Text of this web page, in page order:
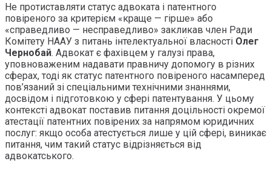
Не протиставляти статус адвоката і патентного
повіреного за критерієм «краще — гірше» або
«справедливо — несправедливо» закликав член Ради
Комітету НААУ з питань інтелектуальної власності Олег
Чернобай. Адвокат є фахівцем у галузі права,
уповноваженим надавати правничу допомогу в різних
сферах, тоді як статус патентного повіреного насамперед
пов’язаний зі спеціальними технічними знаннями,
досвідом і підготовкою у сфері патентування. У цьому
контексті адвокат поставив питання доцільності окремої
атестації патентних повірених за напрямом юридичних
послуг: якщо особа атестується лише у цій сфері, виникає
питання, чим такий статус відрізняється від
адвокатського.